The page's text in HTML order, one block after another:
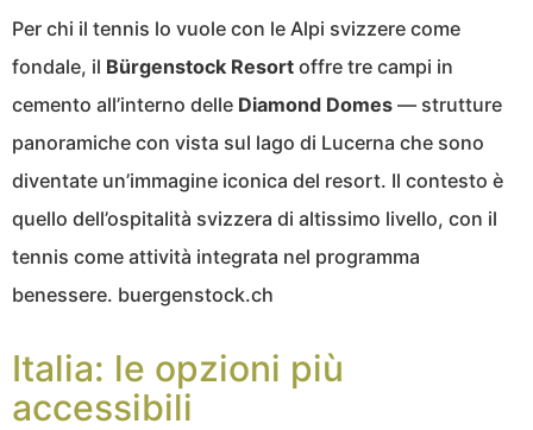
Per chi il tennis lo vuole con le Alpi svizzere come
fondale, il Bürgenstock Resort offre tre campi in
cemento all’interno delle Diamond Domes — strutture
panoramiche con vista sul lago di Lucerna che sono
diventate un’immagine iconica del resort. Il contesto è
quello dell’ospitalità svizzera di altissimo livello, con il
tennis come attività integrata nel programma
benessere. buergenstock.ch
Italia: le opzioni più
accessibili